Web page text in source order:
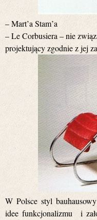
– Mart’a Stam’a
– Le Corbusiera – nie
projektujący zgodnie z jej
W Polsce styl
idee funkcjonalizmu i